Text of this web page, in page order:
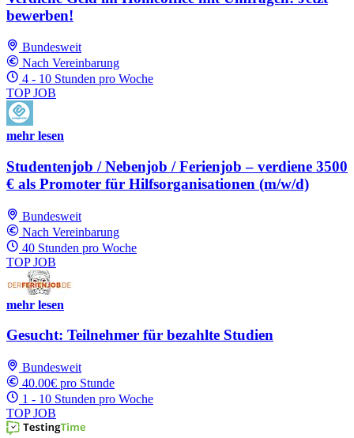
bewerben!
Bundesweit
Nach Vereinbarung
4 - 10 Stunden pro Woche
TOP JOB
mehr lesen
Studentenjob / Nebenjob / Ferienjob – verdiene 3500
€ als Promoter für Hilfsorganisationen (m/w/d)
Bundesweit
Nach Vereinbarung
40 Stunden pro Woche
TOP JOB
mehr lesen
Gesucht: Teilnehmer für bezahlte Studien
Bundesweit
40.00€ pro Stunde
1 - 10 Stunden pro Woche
TOP JOB